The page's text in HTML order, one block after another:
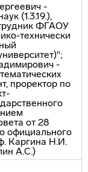
-
(1.3.19.),
ФГАОУ
технически
-
проректор по
от 28
официального
Каргина Н.И.
А.С.)